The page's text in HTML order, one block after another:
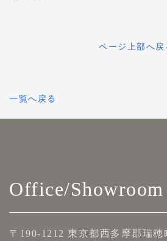
ページ上部へ戻
一覧へ戻る
Office/Showroom
〒190-1212 東京都西多摩郡瑞